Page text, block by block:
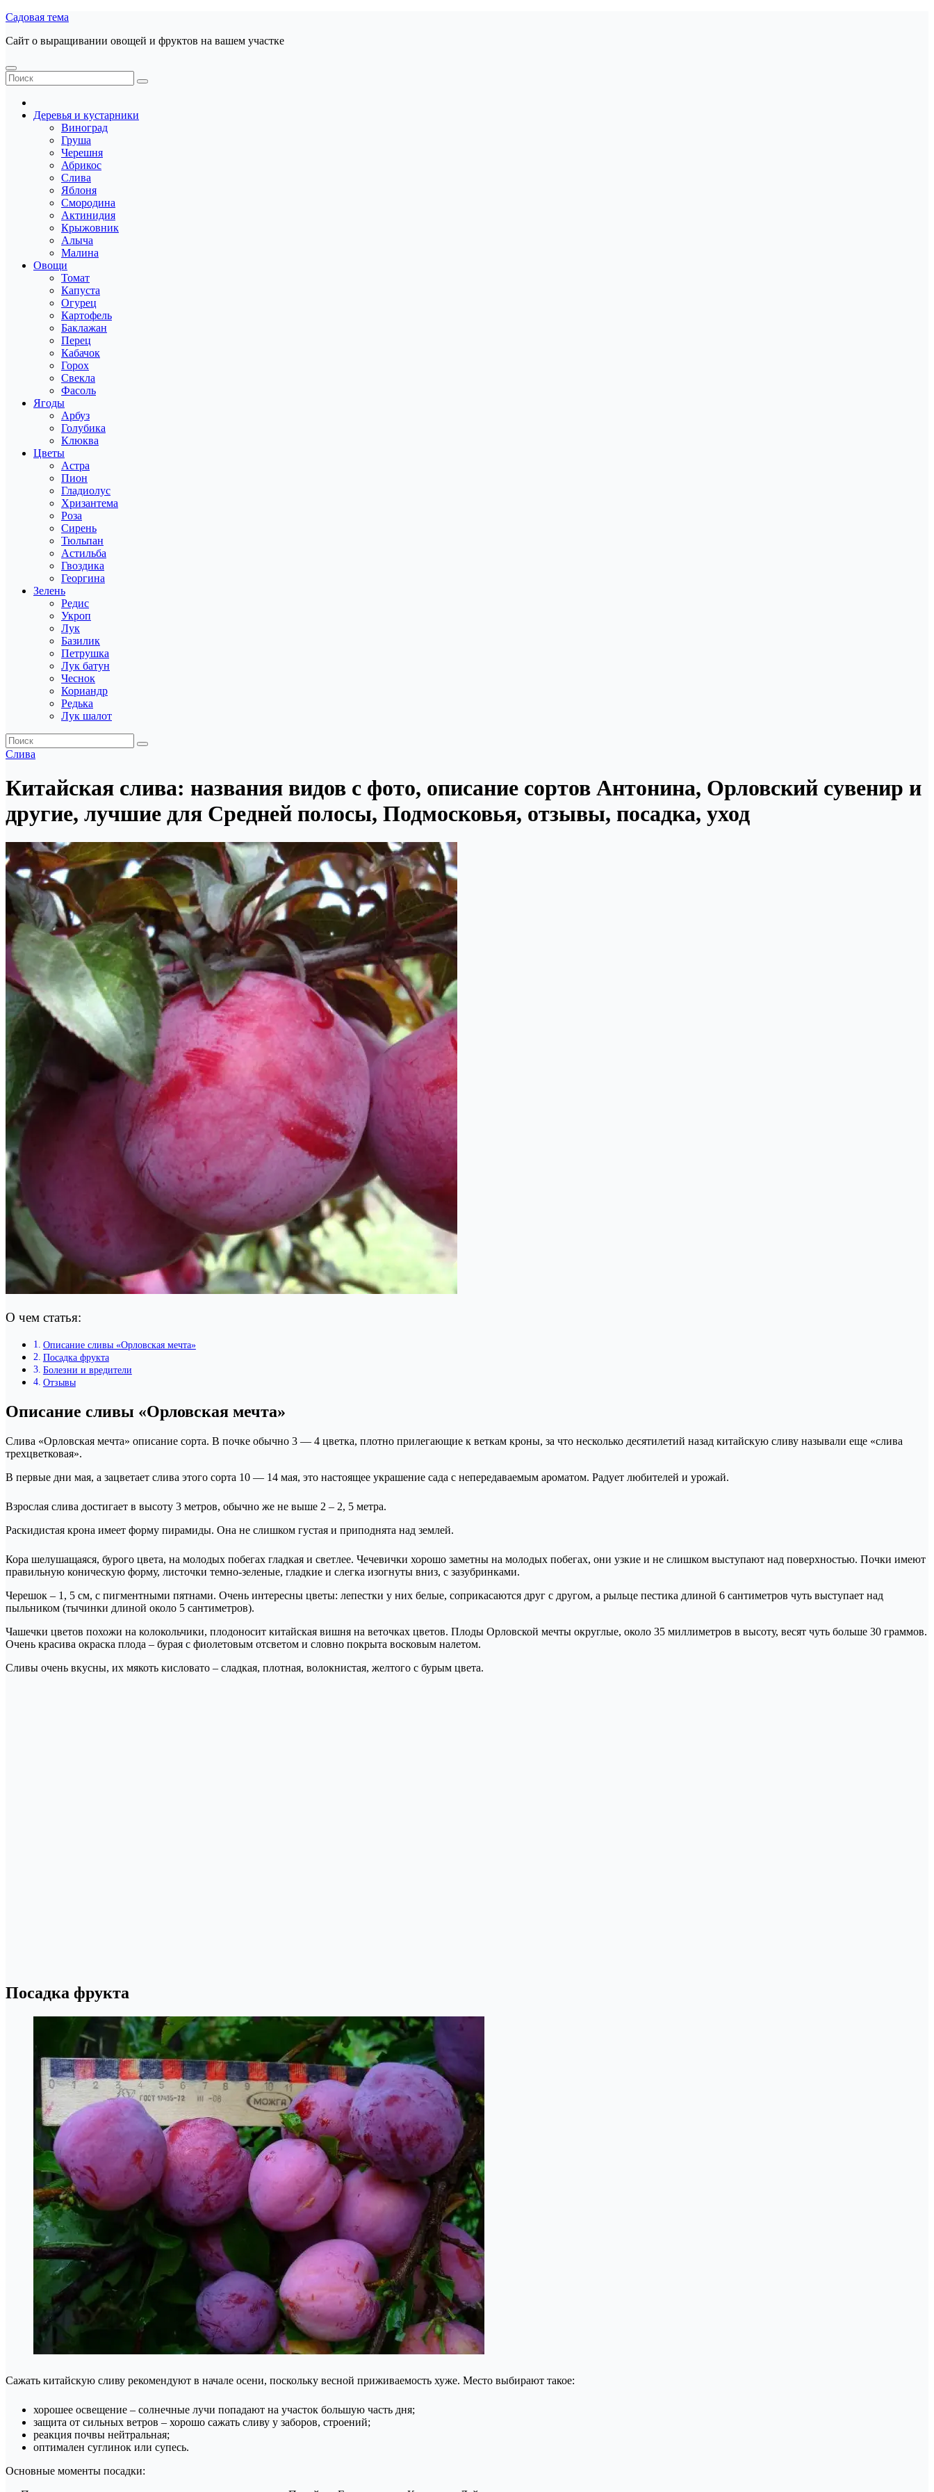
Перейти
содержанию
Садовая тема
Сайт о выращивании овощей и фруктов на вашем участке
Деревья и кустарники
Виноград
Груша
Черешня
Абрикос
Слива
Яблоня
Смородина
Актинидия
Крыжовник
Алыча
Малина
Овощи
Томат
Капуста
Огурец
Картофель
Баклажан
Перец
Кабачок
Горох
Свекла
Фасоль
Ягоды
Арбуз
Голубика
Клюква
Цветы
Астра
Пион
Гладиолус
Хризантема
Роза
Сирень
Тюльпан
Астильба
Гвоздика
Георгина
Зелень
Редис
Укроп
Лук
Базилик
Петрушка
Лук батун
Чеснок
Кориандр
Редька
Лук шалот
Слива
Китайская слива: названия видов с фото, описание сортов Антонина, Орловский сувенир и
другие, лучшие для Средней полосы, Подмосковья, отзывы, посадка, уход
О чем статья:
Описание сливы «Орловская мечта»
Посадка фрукта
Болезни и вредители
Отзывы
Описание сливы «Орловская мечта»
Слива «Орловская мечта» описание сорта. В почке обычно 3 — 4 цветка, плотно прилегающие к веткам кроны, за что несколько десятилетий назад китайскую сливу называли еще «слива
трехцветковая».
В первые дни мая, а зацветает слива этого сорта 10 — 14 мая, это настоящее украшение сада с непередаваемым ароматом. Радует любителей и урожай.
Взрослая слива достигает в высоту 3 метров, обычно же не выше 2 – 2, 5 метра.
Раскидистая крона имеет форму пирамиды. Она не слишком густая и приподнята над землей.
Кора шелушащаяся, бурого цвета, на молодых побегах гладкая и светлее. Чечевички хорошо заметны на молодых побегах, они узкие и не слишком выступают над поверхностью. Почки имеют
правильную коническую форму, листочки темно-зеленые, гладкие и слегка изогнуты вниз, с зазубринками.
Черешок – 1, 5 см, с пигментными пятнами. Очень интересны цветы: лепестки у них белые, соприкасаются друг с другом, а рыльце пестика длиной 6 сантиметров чуть выступает над
пыльником (тычинки длиной около 5 сантиметров).
Чашечки цветов похожи на колокольчики, плодоносит китайская вишня на веточках цветов. Плоды Орловской мечты округлые, около 35 миллиметров в высоту, весят чуть больше 30 граммов.
Очень красива окраска плода – бурая с фиолетовым отсветом и словно покрыта восковым налетом.
Сливы очень вкусны, их мякоть кисловато – сладкая, плотная, волокнистая, желтого с бурым цвета.
Посадка фрукта
Сажать китайскую сливу рекомендуют в начале осени, поскольку весной приживаемость хуже. Место выбирают такое:
хорошее освещение – солнечные лучи попадают на участок большую часть дня;
защита от сильных ветров – хорошо сажать сливу у заборов, строений;
реакция почвы нейтральная;
оптимален суглинок или супесь.
Основные моменты посадки: